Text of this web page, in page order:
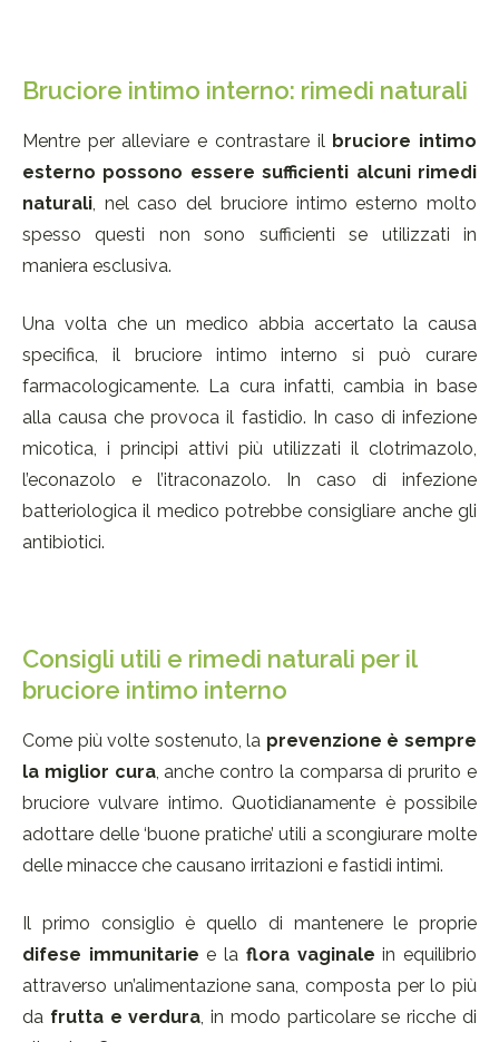
Bruciore intimo interno: rimedi naturali
Mentre per alleviare e contrastare il bruciore intimo
esterno possono essere sufficienti alcuni rimedi
naturali, nel caso del bruciore intimo esterno molto
spesso questi non sono sufficienti se utilizzati in
maniera esclusiva.
Una volta che un medico abbia accertato la causa
specifica, il bruciore intimo interno si può curare
farmacologicamente. La cura infatti, cambia in base
alla causa che provoca il fastidio. In caso di infezione
micotica, i principi attivi più utilizzati il clotrimazolo,
l’econazolo e l’itraconazolo. In caso di infezione
batteriologica il medico potrebbe consigliare anche gli
antibiotici.
Consigli utili e rimedi naturali per il
bruciore intimo interno
Come più volte sostenuto, la prevenzione è sempre
la miglior cura, anche contro la comparsa di prurito e
bruciore vulvare intimo. Quotidianamente è possibile
adottare delle ‘buone pratiche’ utili a scongiurare molte
delle minacce che causano irritazioni e fastidi intimi.
Il primo consiglio è quello di mantenere le proprie
difese immunitarie e la flora vaginale in equilibrio
attraverso un’alimentazione sana, composta per lo più
da frutta e verdura, in modo particolare se ricche di